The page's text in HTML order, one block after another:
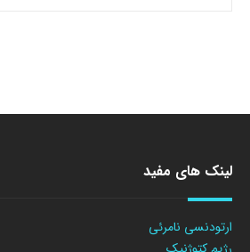
لینک های مفید
ارتودنسی نامرئی